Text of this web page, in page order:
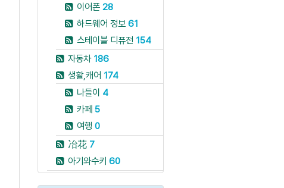
이어폰 28
하드웨어 정보 61
스테이블 디퓨전 154
자동차 186
생활,캐어 174
나들이 4
카페 5
여행 0
冶花 7
아기와수키 60